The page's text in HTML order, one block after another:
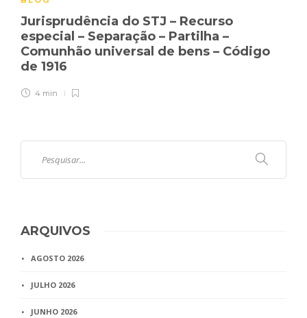
Jurisprudência do STJ – Recurso
especial – Separação – Partilha –
Comunhão universal de bens – Código
de 1916
4 min
ARQUIVOS
AGOSTO 2026
JULHO 2026
JUNHO 2026